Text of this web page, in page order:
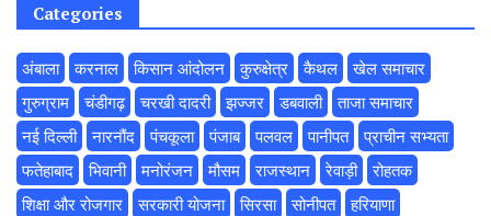
Categories
अंबाला करनाल किसान आंदोलन कुरुक्षेत्र कैथल
खेल समाचार
गुरुग्राम
चंडीगढ़ चरखी दादरी झज्जर डबवाली
ताजा समाचार
नई दिल्ली
नारनौंद पंचकूला पंजाब पलवल पानीपत
प्राचीन सभ्यता
फतेहाबाद
भिवानी मनोरंजन मौसम राजस्थान रेवाड़ी
रोहतक
शिक्षा और रोजगार
सरकारी योजना सिरसा सोनीपत
हरियाणा